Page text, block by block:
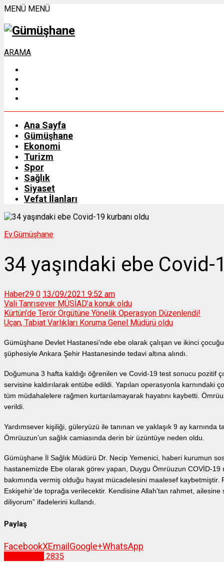
MENÜ MENÜ
ARAMA
Ana Sayfa
Gümüşhane
Ekonomi
Turizm
Spor
Sağlık
Siyaset
Vefat İlanları
Ev.Gümüşhane
34 yaşındaki ebe Covid-
Haber29 0 13/09/2021 9:52 am
Vali Tanrısever MÜSİAD’a konuk oldu
Kürtün’de Terör Örgütüne Yönelik Operasyon Düzenlendi!
Uçan, Tabiat Varlıkları Koruma Genel Müdürü oldu
Gümüşhane Devlet Hastanesi’nde ebe olarak çalışan ve ikinci
şüphesiyle Ankara Şehir Hastanesinde tedavi altına alındı.
Doğumuna 3 hafta kaldığı öğrenilen ve Covid-19 test sonucu pozitif
servisine kaldırılarak entübe edildi. Yapılan operasyonla karnındaki
tüm müdahalelere rağmen kurtarılamayarak hayatını kaybetti.
verildi.
Yardımsever kişiliği, güleryüzü ile tanınan ve yaklaşık 9 ay karnında
Ömrüuzun’un sağlık camiasında derin bir üzüntüye neden oldu.
Gümüşhane İl Sağlık Müdürü Dr. Necip Yemenici, haberi kurumun
hastanemizde Ebe olarak görev yapan, Duygu Ömrüuzun COVİD-
bakımında vermiş olduğu hayat mücadelesini maalesef
Eskişehir’de toprağa verilecektir. Kendisine Allah’tan rahmet, ailesine
diliyorum” ifadelerini kullandı.
Paylaş
FacebookXEmail Google+WhatsApp
2835